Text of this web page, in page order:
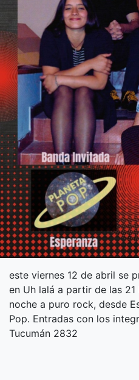
este viernes 12 de abril se
en Uh lalá a partir de las
noche a puro rock, desde
Pop. Entradas con los
Tucumán 2832